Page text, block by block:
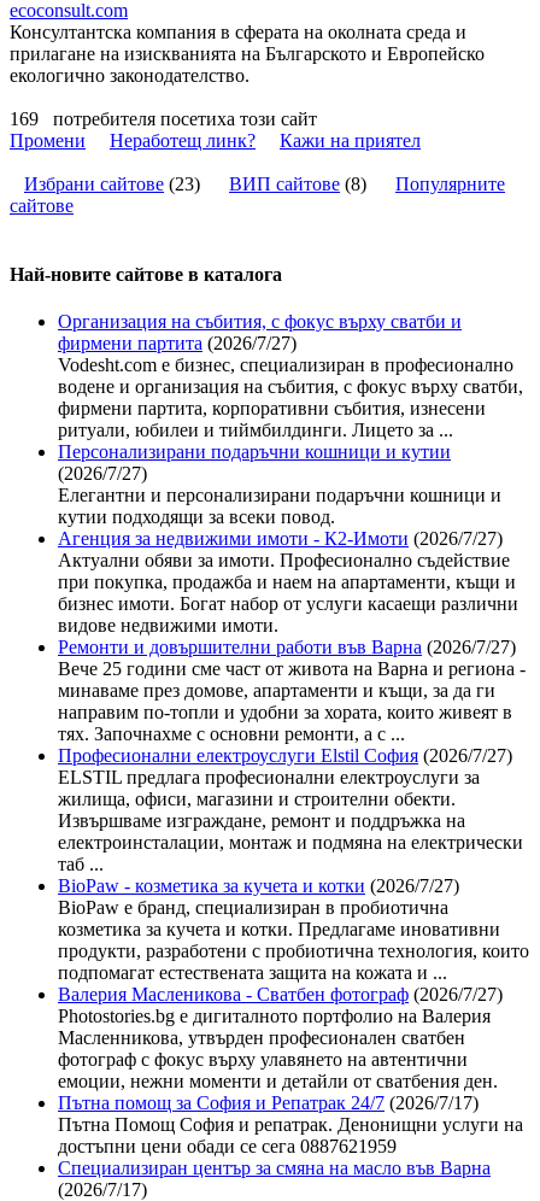
ecoconsult.com
Консултантска компания в сферата на околната среда и
прилагане на изискванията на Българското и Европейско
екологично законодателство.
169 потребителя посетиха този сайт
Промени
Неработещ линк? Кажи на приятел
Избрани сайтове (23) ВИП сайтове (8) Популярните
сайтове
Най-новите сайтoве в каталога
Организация на събития, с фокус върху сватби и
фирмени партита (2026/7/27)
Vodesht.com е бизнес, специализиран в професионално
водене и организация на събития, с фокус върху сватби,
фирмени партита, корпоративни събития, изнесени
ритуали, юбилеи и тиймбилдинги. Лицето за ...
Персонализирани подаръчни кошници и кутии
(2026/7/27)
Елегантни и персонализирани подаръчни кошници и
кутии подходящи за всеки повод.
Агенция за недвижими имоти - К2-Имоти (2026/7/27)
Актуални обяви за имоти. Професионално съдействие
при покупка, продажба и наем на апартаменти, къщи и
бизнес имоти. Богат набор от услуги касаещи различни
видове недвижими имоти.
Ремонти и довършителни работи във Варна (2026/7/27)
Вече 25 години сме част от живота на Варна и региона -
минаваме през домове, апартаменти и къщи, за да ги
направим по-топли и удобни за хората, които живеят в
тях. Започнахме с основни ремонти, а с ...
Професионални електроуслуги Elstil София (2026/7/27)
ELSTIL предлага професионални електроуслуги за
жилища, офиси, магазини и строителни обекти.
Извършваме изграждане, ремонт и поддръжка на
електроинсталации, монтаж и подмяна на електрически
таб ...
BioPaw - козметика за кучета и котки (2026/7/27)
BioPaw е бранд, специализиран в пробиотична
козметика за кучета и котки. Предлагаме иновативни
продукти, разработени с пробиотична технология, които
подпомагат естествената защита на кожата и ...
Валерия Масленикова - Сватбен фотограф (2026/7/27)
Photostories.bg е дигиталното портфолио на Валерия
Масленникова, утвърден професионален сватбен
фотограф с фокус върху улавянето на автентични
емоции, нежни моменти и детайли от сватбения ден.
Пътна помощ за София и Репатрак 24/7 (2026/7/17)
Пътна Помощ София и репатрак. Денонищни услуги на
достъпни цени обади се сега 0887621959
Специализиран център за смяна на масло във Варна
(2026/7/17)